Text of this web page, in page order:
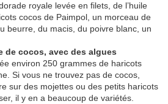
royale levée en filets, de l’huile
cocos de Paimpol, un morceau de
beurre, du macis, du poivre blanc, un
de cocos, avec des algues
environ 250 grammes de haricots
Si vous ne trouvez pas de cocos,
sur des mojettes ou des petits haricots
il y en a beaucoup de variétés.